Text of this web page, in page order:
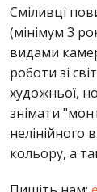
Сміливці
(мінімум 3
видами
роботи зі
художньої,
знімати
нелінійного
кольору, а